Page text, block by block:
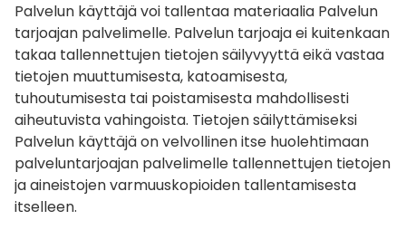
Palvelun käyttäjä voi tallentaa materiaalia Palvelun
tarjoajan palvelimelle. Palvelun tarjoaja ei kuitenkaan
takaa tallennettujen tietojen säilyvyyttä eikä vastaa
tietojen muuttumisesta, katoamisesta,
tuhoutumisesta tai poistamisesta mahdollisesti
aiheutuvista vahingoista. Tietojen säilyttämiseksi
Palvelun käyttäjä on velvollinen itse huolehtimaan
palveluntarjoajan palvelimelle tallennettujen tietojen
ja aineistojen varmuuskopioiden tallentamisesta
itselleen.